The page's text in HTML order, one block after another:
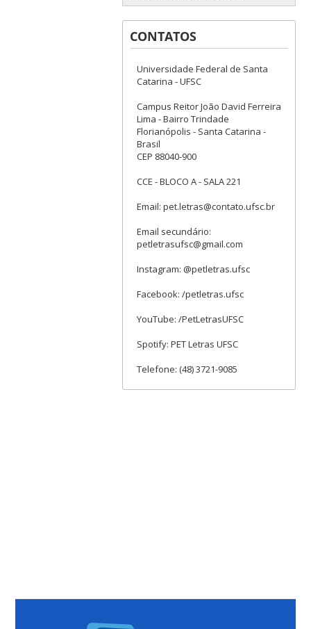
CONTATOS
Universidade Federal de Santa
Catarina - UFSC
Campus Reitor João David Ferreira
Lima - Bairro Trindade
Florianópolis - Santa Catarina -
Brasil
CEP 88040-900
CCE - BLOCO A - SALA 221
Email: pet.letras@contato.ufsc.br
Email secundário:
petletrasufsc@gmail.com
Instagram: @petletras.ufsc
Facebook: /petletras.ufsc
YouTube: /PetLetrasUFSC
Spotify: PET Letras UFSC
Telefone: (48) 3721-9085